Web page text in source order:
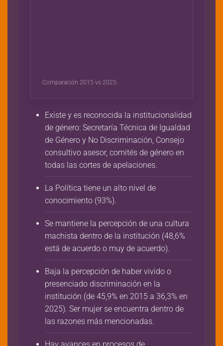
Comparación 2015 vs 2025.
Existe y es reconocida la institucionalidad
de género: Secretaría Técnica de Igualdad
de Género y No Discriminación, Consejo
consultivo asesor, comités de género en
todas las cortes de apelaciones.
La Política tiene un alto nivel de
conocimiento (93%).
Se mantiene la percepción de una cultura
machista dentro de la institución (48,6%
está de acuerdo o muy de acuerdo).
Baja la percepción de haber vivido o
presenciado discriminación en la
institución (de 45,9% en 2015 a 36,3% en
2025). Ser mujer se encuentra dentro de
las razones más mencionadas.